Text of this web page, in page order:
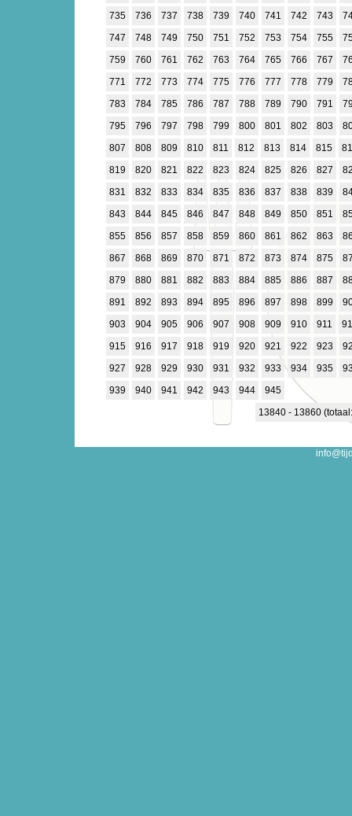
735
736 737 738 739 740 741 742 743
747
748 749 750 751 752 753 754 755
759
760 761 762 763 764 765 766 767
771
772 773 774 775 776 777 778 779
783
784 785 786 787 788 789 790 791
795
796 797 798 799 800 801 802 803
807
808 809 810 811 812 813 814 815
819
820 821 822 823 824 825 826 827
831
832 833 834 835 836 837 838 839
843
844 845 846 847 848 849 850 851
855
856 857 858 859 860 861 862 863
867
868 869 870 871 872 873 874 875
879
880 881 882 883 884 885 886 887
891
892 893 894 895 896 897 898 899
903
904 905 906 907 908 909 910 911
915
916 917 918 919 920 921 922 923
927
928 929 930 931 932 933 934 935
939
940 941 942 943 944
945
13840 - 13860